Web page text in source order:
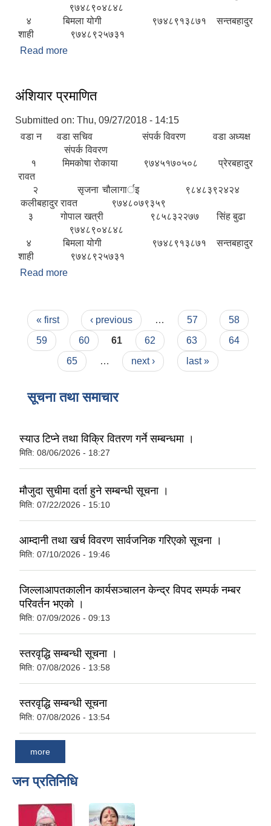
९७४८९०४८४८
४ बिमला योगी ९७४८९१३८७१ सन्तबहादुर
शाही ९७४८९२५७३१
Read more
अंशियार प्रमाणित
Submitted on: Thu, 09/27/2018 - 14:15
वडा न वडा सचिव संपर्क विवरण वडा अध्यक्ष
संपर्क विवरण
१ मिमकोषा रोकाया ९७४५१७०५०८ प्रेरबहादुर
रावत
२ सृजना चौलागार्इ ९८४८३९२४२४
कलीबहादुर रावत ९७४८०७९३५९
३ गोपाल खत्री ९८५८३२२७७ सिंह बुढा
९७४८९०४८४८
४ बिमला योगी ९७४८९१३८७१ सन्तबहादुर
शाही ९७४८९२५७३१
Read more
Pages
« first ‹ previous … 57
58
59
60 61 62 63
64
65
… next › last »
सूचना तथा समाचार
स्याउ टिप्ने तथा विक्रि वितरण गर्ने सम्बन्धमा ।
मिति: 08/06/2026 - 18:27
मौजुदा सुचीमा दर्ता हुने सम्बन्धी सूचना ।
मिति: 07/22/2026 - 15:10
आम्दानी तथा खर्च विवरण सार्वजनिक गरिएको सूचना ।
मिति: 07/10/2026 - 19:46
जिल्लाआपतकालीन कार्यसञ्चालन केन्द्र विपद सम्पर्क नम्बर
परिवर्तन भएको ।
मिति: 07/09/2026 - 09:13
स्तरवृद्धि सम्बन्धी सूचना ।
मिति: 07/08/2026 - 13:58
स्तरवृद्धि सम्बन्धी सूचना
मिति: 07/08/2026 - 13:54
more
जन प्रतिनिधि